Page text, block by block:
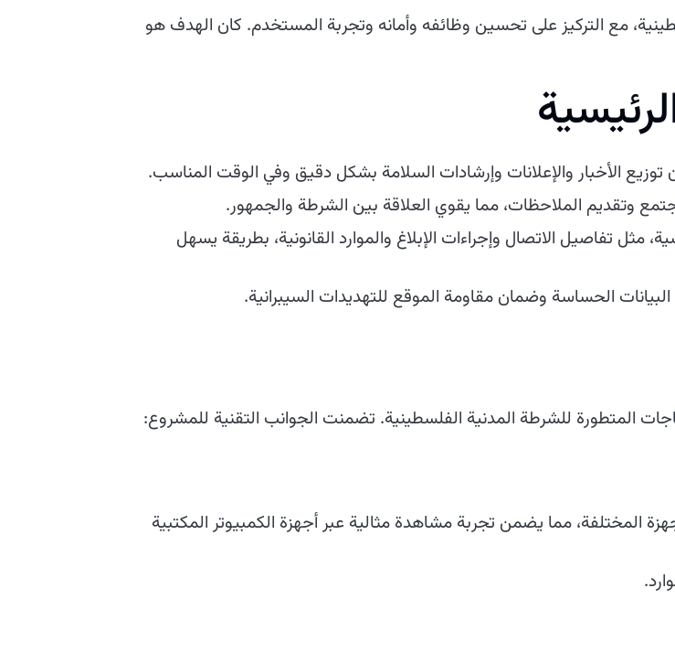
مع التركيز على تحسين وظائفه وأمانه وتجربة المستخدم. كان الهدف هو
الأخبار والإعلانات وإرشادات السلامة بشكل دقيق وفي الوقت المناسب.
وتقديم الملاحظات، مما يقوي العلاقة بين الشرطة والجمهور.
مثل تفاصيل الاتصال وإجراءات الإبلاغ والموارد القانونية، بطريقة يسهل
الحساسة وضمان مقاومة الموقع للتهديدات السيبرانية.
المتطورة للشرطة المدنية الفلسطينية. تضمنت الجوانب التقنية للمشروع:
المختلفة، مما يضمن تجربة مشاهدة مثالية عبر أجهزة الكمبيوتر المكتبية